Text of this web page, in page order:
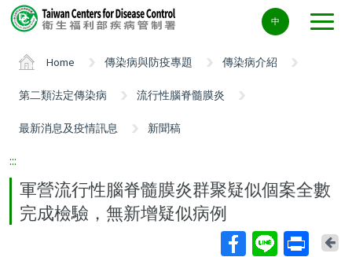
Center
block
中
Home 傳染病與防疫專題 傳染病介紹
第二類法定傳染病 流行性腦脊髓膜炎
最新消息及疫情訊息 新聞稿
:::
軍營流行性腦脊髓膜炎群聚疑似個案全數
完成檢驗，無新增疑似病例